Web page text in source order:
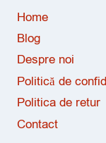
Home
Blog
Despre noi
Politică de
Politica de retur
Contact